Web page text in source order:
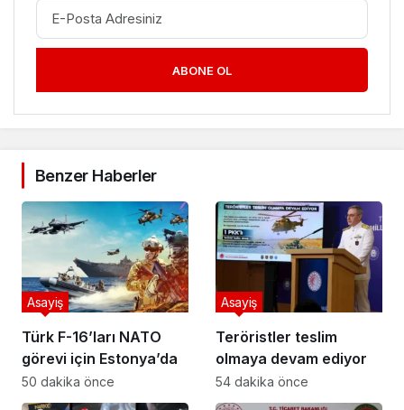
ABONE OL
Benzer Haberler
Türk F-16’ları NATO
görevi için Estonya’da
Asayiş
50 dakika önce
Teröristler teslim
olmaya devam ediyor
Asayiş
54 dakika önce